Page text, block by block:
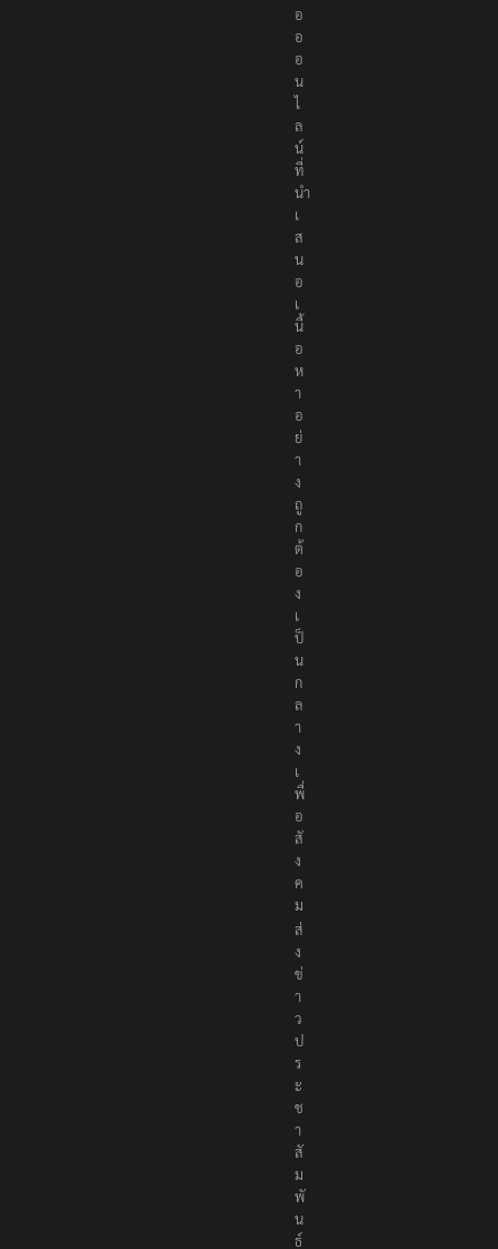
น
สื่
อ
อ
อ
น
ไ
ล
น์
ที่
นำ
เ
ส
น
อ
เ
นื้
อ
ห
า
อ
ย่
า
ง
ถู
ก
ต้
อ
ง
เ
ป็
น
ก
ล
า
ง
เ
พื่
อ
สั
ง
ค
ม
ส่
ง
ข่
า
ว
ป
ร
ะ
ช
า
สั
ม
พั